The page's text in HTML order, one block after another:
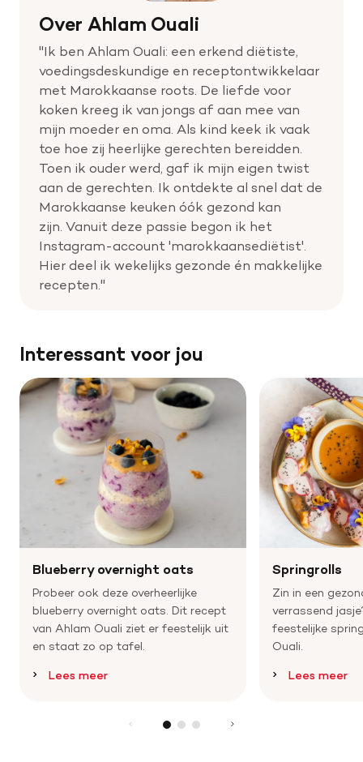
Over Ahlam Ouali
"Ik ben Ahlam Ouali: een erkend diëtiste,
voedingsdeskundige en receptontwikkelaar
met Marokkaanse roots. De liefde voor
koken kreeg ik van jongs af aan mee van
mijn moeder en oma. Als kind keek ik vaak
toe hoe zij heerlijke gerechten bereidden.
Toen ik ouder werd, gaf ik mijn eigen twist
aan de gerechten. Ik ontdekte al snel dat de
Marokkaanse keuken óók gezond kan
zijn. Vanuit deze passie begon ik het
Instagram-account 'marokkaansediëtist'.
Hier deel ik wekelijks gezonde én makkelijke
recepten."
Interessant voor jou
Blueberry overnight oats
Probeer ook deze overheerlijke
blueberry overnight oats. Dit recept
van Ahlam Ouali ziet er feestelijk uit
en staat zo op tafel.
Lees meer
Springrolls
Zin in een
verrassend
feestelijke
Ouali.
Lees meer